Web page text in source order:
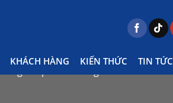
KHÁCH HÀNG KIẾN THỨC TIN TỨC